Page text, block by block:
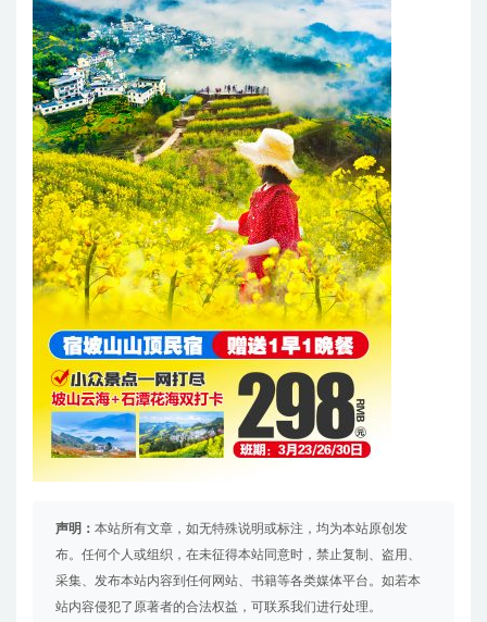
声明： 本站所有文章，如无特殊说明或标注，均为本站原创发
布。任何个人或组织，在未征得本站同意时，禁止复制、盗用、
采集、发布本站内容到任何网站、书籍等各类媒体平台。如若本
站内容侵犯了原著者的合法权益，可联系我们进行处理。